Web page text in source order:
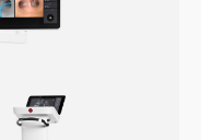
“看不见的贴心”，更
·指示灯在医疗产品中